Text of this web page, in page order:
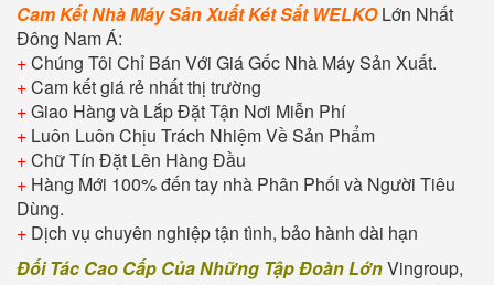
Cam Kết Nhà Máy Sản Xuất Két Sắt WELKOLớn Nhất
Đông Nam Á:
+Chúng Tôi Chỉ Bán Với Giá Gốc Nhà Máy Sản Xuất.
+Cam kết giá rẻ nhất thị trường
+Giao Hàng và Lắp Đặt Tận Nơi Miễn Phí
+ Luôn Luôn Chịu Trách Nhiệm Về Sản Phẩm
+Chữ Tín Đặt Lên Hàng Đầu
+ Hàng Mới 100% đến tay nhà Phân Phối và Người Tiêu
Dùng.
+ Dịch vụ chuyên nghiệp tận tình, bảo hành dài hạn
Đối Tác Cao Cấp Của Những Tập Đoàn LớnVingroup,